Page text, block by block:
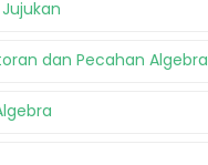
dan Pecahan Algebra